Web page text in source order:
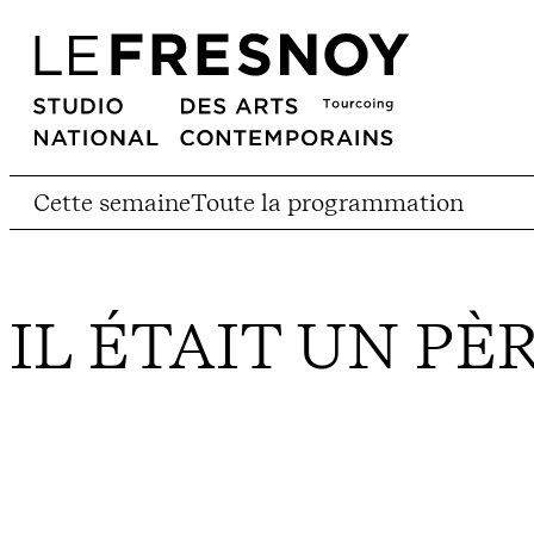
Cette semaineToute la programmation
IL ÉTAIT UN